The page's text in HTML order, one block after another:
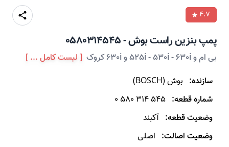
4.7
پمپ بنزینراستبوش-
0580314545
بی ام و 525i - 530i - 630i و 630i کروک
[ لیست کامل ... ]
سازنده: بوش (
BOSCH
)
شماره قطعه: 0 580 314 545
وضعیت قطعه: آکبند
وضعیت اصالت: اصلی